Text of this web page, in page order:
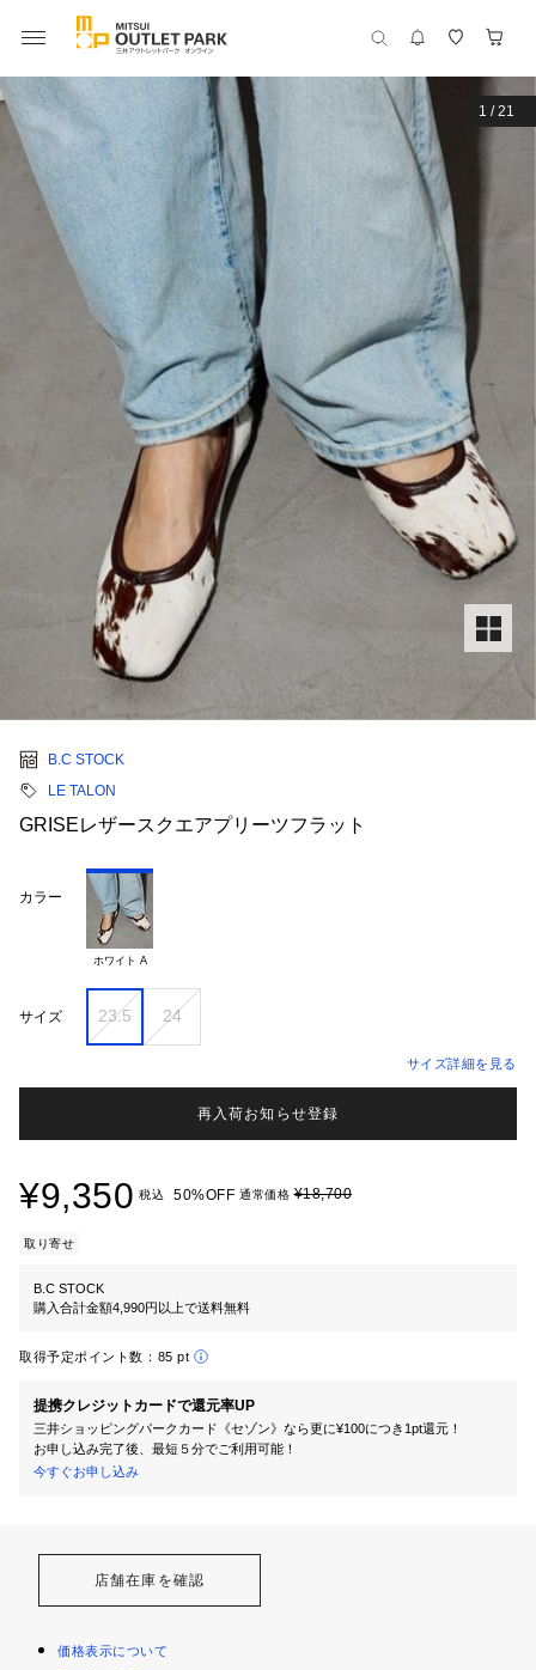
1 /21
B.C STOCK
LE TALON
GRISEレザースクエアプリーツフラット
カラー
ホワイト A
サイズ 23.5 24
サイズ詳細を見る
再入荷お知らせ登録
¥9,350 税込 50%OFF 通常価格¥18,700
取り寄せ
B.C STOCK
購入合計金額4,990円以上で送料無料
取得予定ポイント数： 85 pt
提携クレジットカードで還元率UP
三井ショッピングパークカード《セゾン》なら更に¥100につき1pt還元！
お申し込み完了後、最短５分でご利用可能！
今すぐお申し込み
店舗在庫を確認
価格表示について